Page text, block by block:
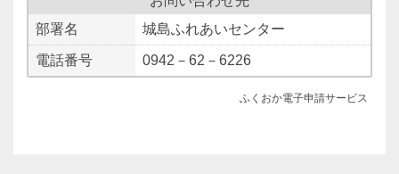
部署名
城島ふれあいセンター
電話番号 0942－62－6226
ふくおか電子申請サービス